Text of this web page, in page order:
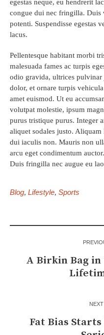
egestas neque, eu hendrerit
congue dui nec fringilla. Duis
potenti. Suspendisse egestas
lacus.
Pellentesque habitant morbi
malesuada fames ac turpis
odio gravida, ultrices
dolor, et ornare turpis
amet euismod. Ut eu
volutpat molestie, ipsum
purus tristique purus. Integer
aliquet sodales justo.
dui iaculis non. Mauris non
arcu eget condimentum
Duis fringilla nec augue eu
Blog, Lifestyle, Sports
A Birkin Bag in
Fat Bias